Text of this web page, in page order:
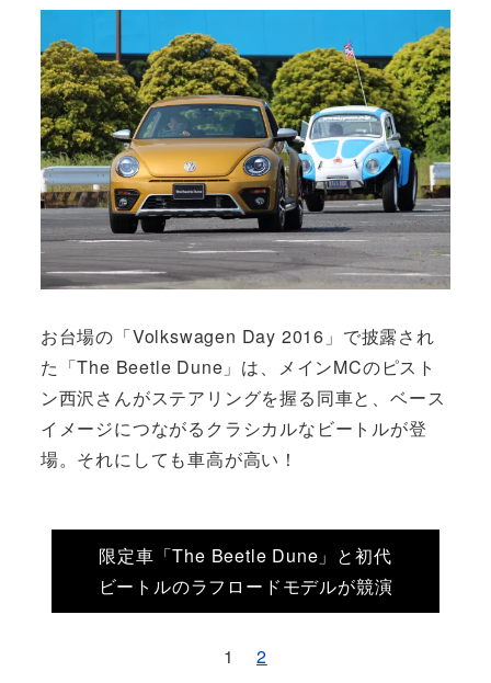
お台場の「Volkswagen Day 2016」で披露され
た「The Beetle Dune」は、メインMCのピスト
ン西沢さんがステアリングを握る同車と、ベース
イメージにつながるクラシカルなビートルが登
場。それにしても車高が高い！
限定車「The Beetle Dune」と初代
ビートルのラフロードモデルが競演
1 2